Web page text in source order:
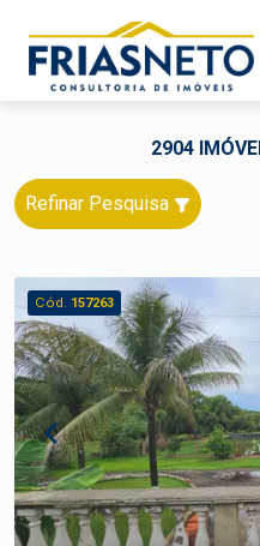
2904
Refinar Pesquisa
Cód. 157263